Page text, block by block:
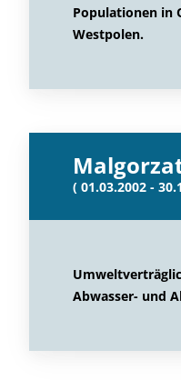
Populationen in
Westpolen.
( 01.03.2002 -
Abwasser- und